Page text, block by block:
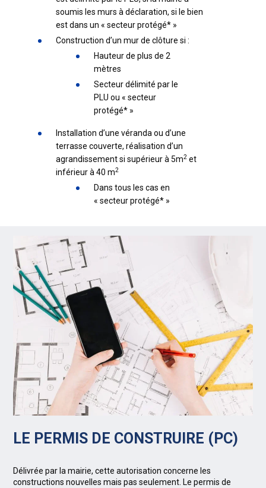
soumis les murs à déclaration, si le bien
est dans un « secteur protégé* »
Construction d’un mur de clôture si :
Hauteur de plus de 2
mètres
Secteur délimité par le
PLU ou « secteur
protégé* »
Installation d’une véranda ou d’une
terrasse couverte, réalisation d’un
agrandissementsi supérieur à 5m2 et
inférieur à 40 m2
Dans tous les cas en
« secteur protégé* »
LE PERMIS DE CONSTRUIRE (PC)
Délivrée par la mairie, cette autorisation concerne les
constructions nouvelles mais pas seulement. Le permis de